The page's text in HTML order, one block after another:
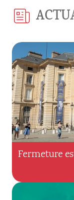
Fermeture